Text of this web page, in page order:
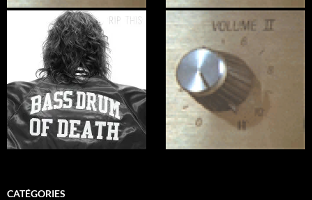
CATÉGORIES